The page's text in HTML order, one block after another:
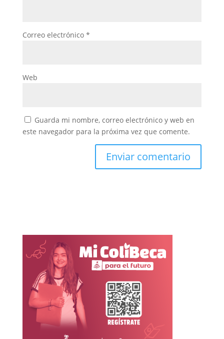
Correo electrónico *
Web
Guarda mi nombre, correo electrónico y web en
este navegador para la próxima vez que comente.